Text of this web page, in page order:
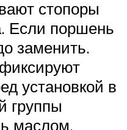
стопоры
Если поршень
заменить.
установкой в
группы
маслом.